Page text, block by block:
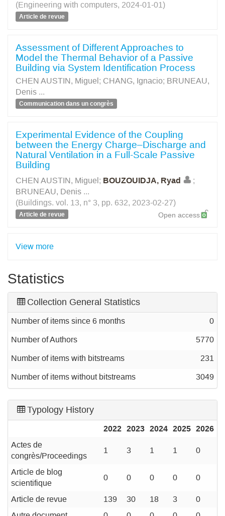
(Engineering with computers, 2024-01-01)
Article de revue
Assessment of Different Approaches to
Model the Thermal Behavior of a Passive
Building via System Identification Process
CHEN AUSTIN, Miguel ; CHANG, Ignacio; BRUNEAU,
Denis ...
Communication dans un congrès
Experimental Evidence of the Coupling
between the Energy Charge–Discharge and
Natural Ventilation in a Full-Scale Passive
Building
CHEN AUSTIN, Miguel ; BOUZOUIDJA, Ryad
;
BRUNEAU, Denis ...
(Buildings. vol. 13, n° 3, pp. 632, 2023-02-27)
Article de revue Open access
View more
Statistics
Collection General Statistics
Number of items since 6 months 0
Number of Authors 5770
Number of items with bitstreams 231
Number of items without bitstreams 3049
Typology History
2022 2023 2024 2025 2026
Actes de
congrès/Proceedings
1 3 1 1 0
Article de blog
scientifique
0 0 0 0 0
Article de revue 139 30 18 3
0